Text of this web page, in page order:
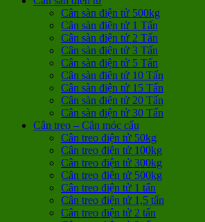
Cân sàn điện tử 500kg
Cân sàn điện tử 1 Tấn
Cân sàn điện tử 2 Tấn
Cân sàn điện tử 3 Tấn
Cân sàn điện tử 5 Tấn
Cân sàn điện tử 10 Tấn
Cân sàn điện tử 15 Tấn
Cân sàn điện tử 20 Tấn
Cân sàn điện tử 30 Tấn
Cân treo – Cân móc cẩu
Cân treo điện tử 50kg
Cân treo điện tử 100kg
Cân treo điện tử 300kg
Cân treo điện tử 500kg
Cân treo điện tử 1 tấn
Cân treo điện tử 1,5 tấn
Cân treo điện tử 2 tấn